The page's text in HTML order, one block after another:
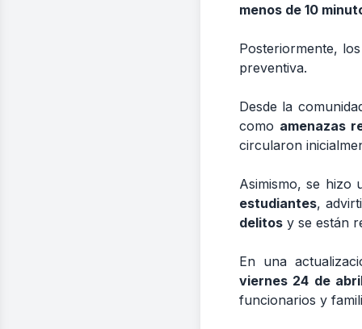
menos de 10
Posteriormente,
preventiva.
Desde la
como amenazas
circularon
Asimismo, se hizo
estudiantes,
delitos y se están
En una
viernes 24 de
funcionarios y